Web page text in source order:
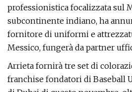
professionistica focalizzata sul
subcontinente indiano, ha
fornitore di uniformi e
Messico, fungerà da partner
Arrieta fornirà tre set di
franchise fondatori di Baseball